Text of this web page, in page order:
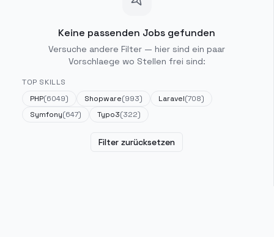
Keine passenden Jobs gefunden
Versuche andere Filter — hier sind ein paar
Vorschlaege wo Stellen frei sind:
TOP SKILLS
PHP(6049) Shopware(993) Laravel(708)
Symfony(647) Typo3(322)
Filter zurücksetzen